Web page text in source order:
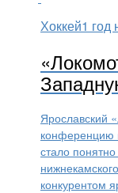
Хоккей1 год
Ярославский
конференцию
стало
конкурентом